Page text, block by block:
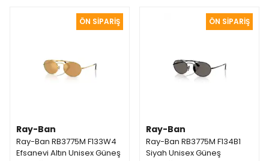
Ray-Ban
Ray-Ban RB3775M F133W4
Efsanevi Altın Unisex Güneş
Ray-Ban
Ray-Ban RB3775M F134B1
Siyah Unisex Güneş